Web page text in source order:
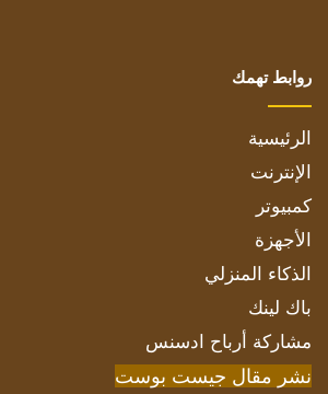
روابط تهمك
الرئيسية
الإنترنت
كمبيوتر
الأجهزة
الذكاء المنزلي
باك لينك
مشاركة أرباح ادسنس
نشر مقال جيست بوست